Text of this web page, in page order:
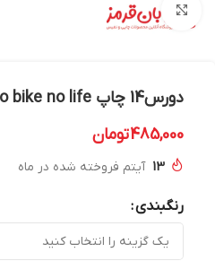
بزرگنمایی تصویر
دورس14 چاپ no bike no life
485,000تومان
13 آیتم فروخته شده در ماه
رنگبندی